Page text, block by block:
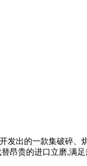
发出的一款集破碎
昂贵的进口立磨,满